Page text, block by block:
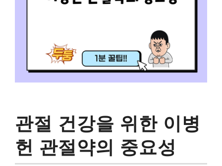
관절 건강을 위한 이병
헌 관절약의 중요성